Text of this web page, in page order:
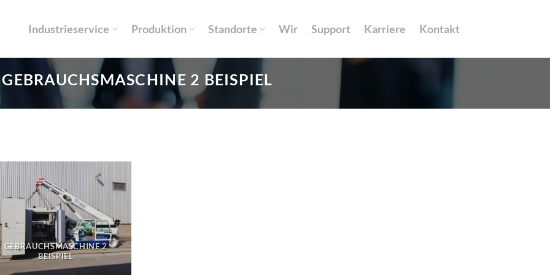
Industrieservice Produktion Standorte Wir Support Karriere Kontakt
GEBRAUCHSMASCHINE 2 BEISPIEL
GEBRAUCHSMASCHINE 2
BEISPIEL